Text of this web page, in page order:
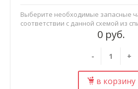
0 руб.
- +
в корзину
Выберите необходимые запасные
соответствии с данной схемой из